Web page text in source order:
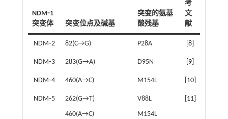
NDM⁃1
突变体
突变位点及碱基
突变的氨基
酸残基
考
文
献
NDM⁃2 82(C→G) P28A [8
NDM⁃3 283(G→A) D95N 9
NDM⁃4 460(A→C) M154L 10]
NDM⁃5
262(G→T)
460(A→C)
V88L
M154L
11]